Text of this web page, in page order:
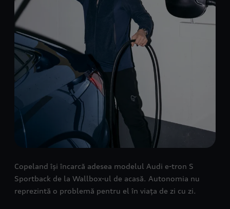
Copeland își încarcă adesea modelul Audi e-tron S
Sportback de la Wallbox-ul de acasă. Autonomia nu
reprezintă o problemă pentru el în viața de zi cu zi.